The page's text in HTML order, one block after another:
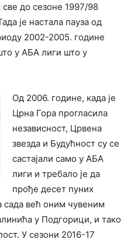
до сезоне 1997/98
је настала пауза од
2002-2005. године
у АБА лиги што у
Од 2006. године, када је
Црна Гора прогласила
независност, Црвена
звезда и Будућност су се
састајали само у АБА
лиги и требало је да
прође десет пуних
сада већ оним чувеним
у Подгорици, и тако
У сезони 2016-17